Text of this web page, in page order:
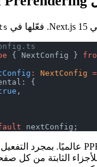
next.config.ts
:
// next.config.ts
import type {
const nextConfig :
  experimental: {
    ppr:
export default
هذا كل ما يلزم لتفعيل PPR عالميًا. بمجرد التفعيل، سيقوم Next.js
من كل صفحة وترك حدود